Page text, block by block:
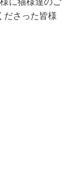
ださった皆様